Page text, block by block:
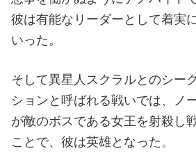
彼は有能なリーダーとして着実
いった。
そして異星人スクラルとのシー
ションと呼ばれる戦いでは、ノ
が敵のボスである女王を射殺し
ことで、彼は英雄となった。